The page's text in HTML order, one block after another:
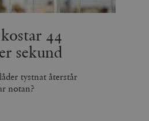
44
sekund
tystnat återstår
notan?